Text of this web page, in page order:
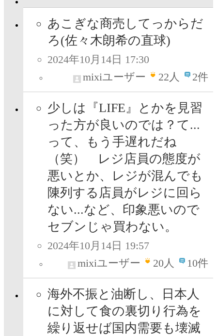
あこぎな商売してっからだ
ろ(佐々木朗希の直球)
2024年10月14日 17:30
mixiユーザー
22人 2件
少しは『LIFE』とかを見習
った方が良いのでは？て...
って、もう手遅れだね
（笑） レジ店員の態度が
悪いとか、レジが混んでも
陳列する店員がレジに回ら
ない...など、印象悪いので
セブンじゃ買わない。
2024年10月14日 19:57
mixiユーザー
20人 10件
海外不振と油断し、日本人
に対して食の裏切り行為を
繰り返せば国内需要も壊滅